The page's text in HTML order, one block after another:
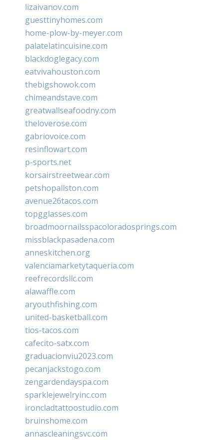
lizaivanov.com
guesttinyhomes.com
home-plow-by-meyer.com
palatelatincuisine.com
blackdoglegacy.com
eatvivahouston.com
thebigshowok.com
chimeandstave.com
greatwallseafoodny.com
theloverose.com
gabriovoice.com
resinflowart.com
p-sports.net
korsairstreetwear.com
petshopallston.com
avenue26tacos.com
topgglasses.com
broadmoornailsspacoloradosprings.com
missblackpasadena.com
anneskitchen.org
valenciamarketytaqueria.com
reefrecordsllc.com
alawaffle.com
aryouthfishing.com
united-basketball.com
tios-tacos.com
cafecito-satx.com
graduacionviu2023.com
pecanjackstogo.com
zengardendayspa.com
sparklejewelryinc.com
ironcladtattoostudio.com
bruinshome.com
annascleaningsvc.com